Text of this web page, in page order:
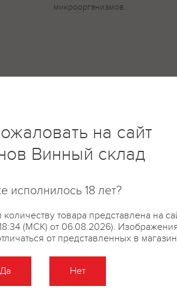
микроорганизмов.
Отзывы
на сайт
Винный склад
исполнилось 18 лет?
товара представлена на
(МСК) от 06.08.2026).
от представленных в
Да Нет